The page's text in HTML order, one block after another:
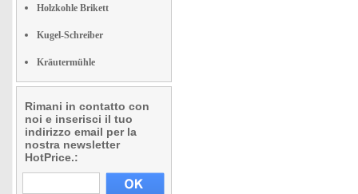
Holzkohle Brikett
Kugel-Schreiber
Kräutermühle
Rimani in contatto con
noi e inserisci il tuo
indirizzo email per la
nostra newsletter
HotPrice.: